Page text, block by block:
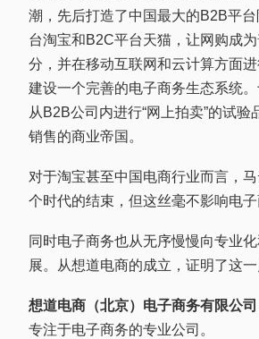
潮，先后打造了中国最大的B2B平
台淘宝和B2C平台天猫，让网购成
分，并在移动互联网和云计算方面
建设一个完善的电子商务生态系统
从B2B公司内进行“网上拍卖”的试验
销售的商业帝国。
对于淘宝甚至中国电商行业而言，
个时代的结束，但这丝毫不影响电子
同时电子商务也从无序慢慢向专业
展。从想道电商的成立，证明了这一
想道电商（北京）电子商务有限公司
专注于电子商务的专业公司。